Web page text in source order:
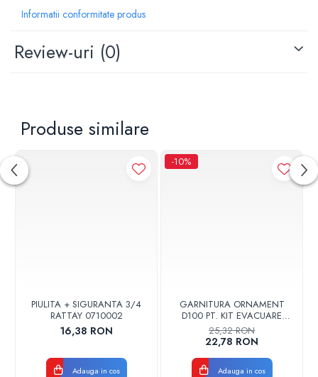
Informatii conformitate produs
Review-uri (0)
Produse similare
PIULITA + SIGURANTA 3/4
RATTAY 0710002
16,38 RON
Adauga in cos
-10%
GARNITURA ORNAMENT
D100 PT. KIT EVACUARE
CENTRALA FGGE100
25,32 RON
22,78 RON
Adauga in cos